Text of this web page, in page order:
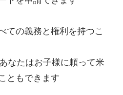
ての義務と権利を持つこ
なたはお子様に頼って米
ともできます